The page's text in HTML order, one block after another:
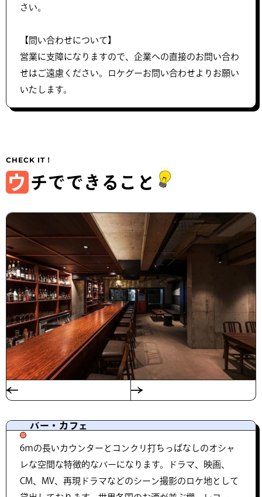
さい。
【問い合わせについて】
営業に支障になりますので、企業への直接のお問い合わ
せはご遠慮ください。ロケグーお問い合わせよりお願い
いたします。
ウ チでできること
バー・カフェ
6ｍの長いカウンターとコンクリ打ちっぱなしのオシャ
レな空間な特徴的なバーになります。ドラマ、映画、
CM、MV、再現ドラマなどのシーン撮影のロケ地として